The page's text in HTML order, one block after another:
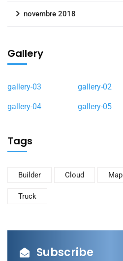
novembre 2018
Gallery
gallery-03 gallery-02
gallery-04 gallery-05
Tags
Builder Cloud Map
Truck
Subscribe